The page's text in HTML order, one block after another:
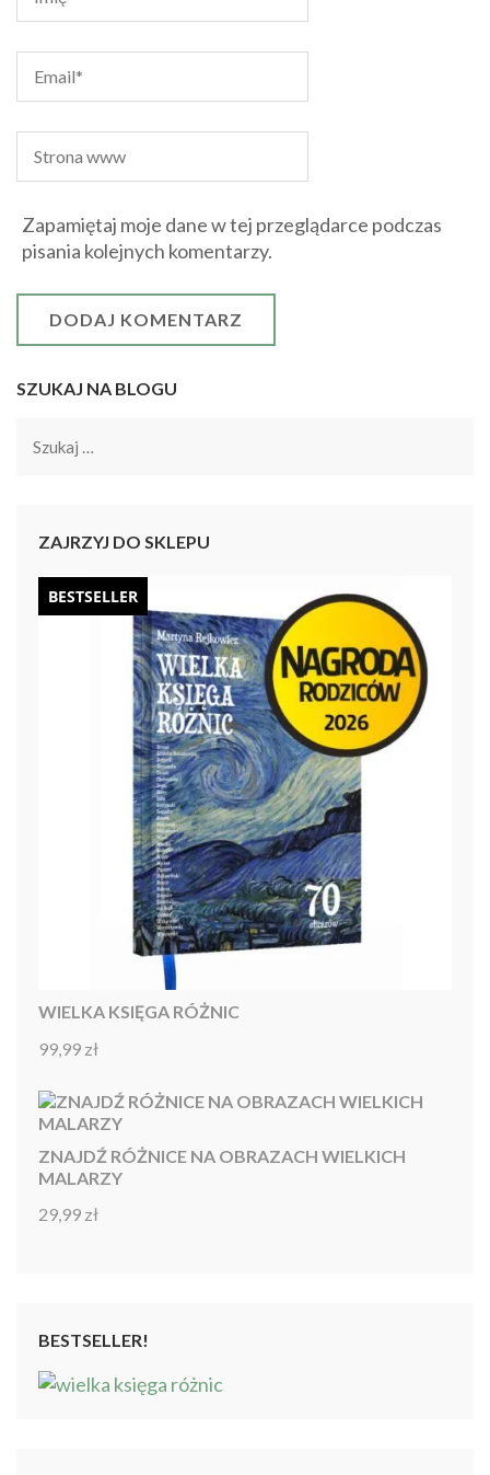
Zapamiętaj moje dane w tej przeglądarce podczas
pisania kolejnych komentarzy.
SZUKAJ NA BLOGU
Szukaj:
ZAJRZYJ DO SKLEPU
BESTSELLER
WIELKA KSIĘGA RÓŻNIC
Oceniono
99,99 zł
ZNAJDŹ RÓŻNICE NA OBRAZACH WIELKICH
MALARZY
Oceniono
29,99 zł
BESTSELLER!